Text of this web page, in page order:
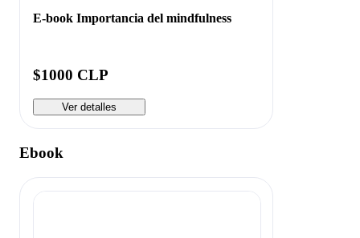
E-book Importancia del mindfulness
$1000 CLP
Ver detalles
Ebook